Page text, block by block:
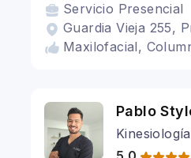
Servicio Presencial
Guardia Vieja 255,
Maxilofacial,
Pablo